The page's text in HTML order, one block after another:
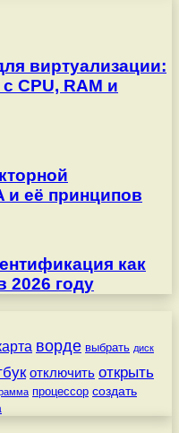
виртуализации:
CPU, RAM и
и её принципов
как
2026 году
ворде выбрать диск
отключить открыть
процессор создать